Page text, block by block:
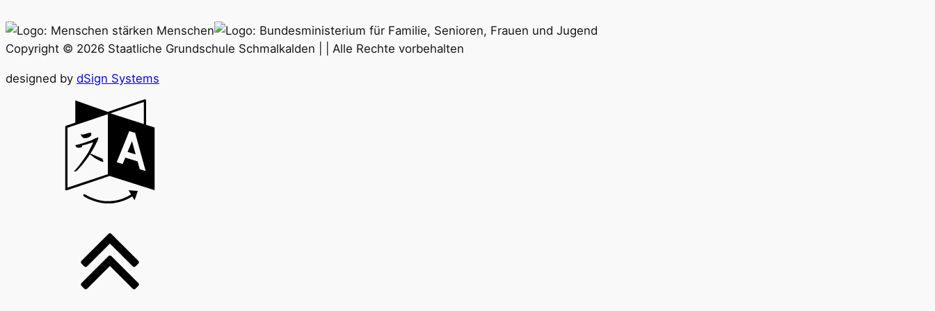
Copyright © 2026 Staatliche Grundschule Schmalkalden | | Alle Rechte vorbehalten
designed by dSign Systems